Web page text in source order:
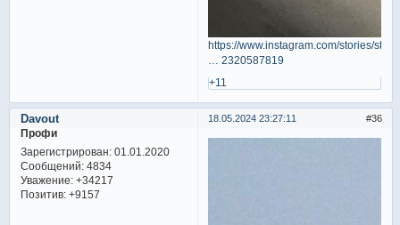
https://www.instagram.com/stories/stasy
… 2320587819
+11
36
18.05.2024 23:27:11
Davout
Профи
Зарегистрирован: 01.01.2020
Сообщений:4834
Уважение: +34217
Позитив: +9157